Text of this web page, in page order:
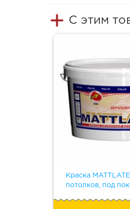
С этим
Краска
потолков, под